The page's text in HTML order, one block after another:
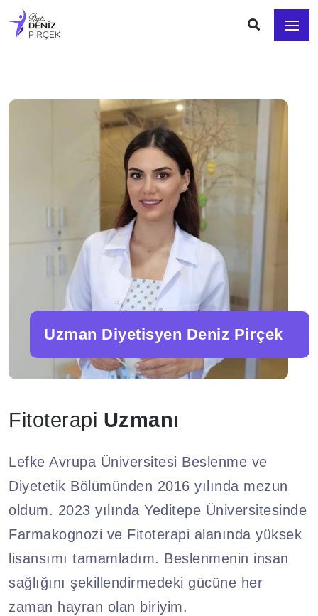
Uzman Diyetisyen Deniz Pirçek
Fitoterapi Uzmanı
Lefke Avrupa Üniversitesi Beslenme ve
Diyetetik Bölümünden 2016 yılında mezun
oldum. 2023 yılında Yeditepe Üniversitesinde
Farmakognozi ve Fitoterapi alanında yüksek
lisansımı tamamladım. Beslenmenin insan
sağlığını şekillendirmedeki gücüne her
zaman hayran olan biriyim.